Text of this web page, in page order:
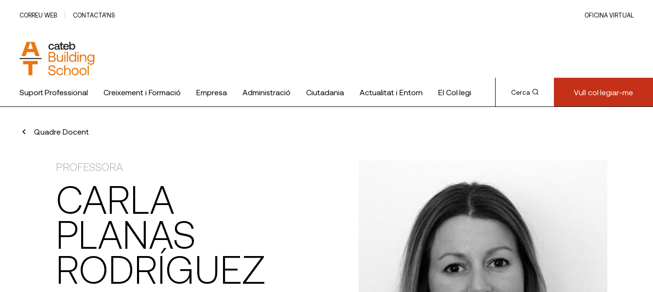
CORREU WEB CONTACTA’NS OFICINA VIRTUAL
Suport Professional Creixement i Formació Empresa Administració Ciutadania Actualitat i Entorn El Col·legi Cerca Vull col·legiar-me
Quadre Docent
PROFESSORA
CARLA
PLANAS
RODRÍGUEZ